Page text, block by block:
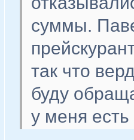
суммы.
так что
буду
у меня